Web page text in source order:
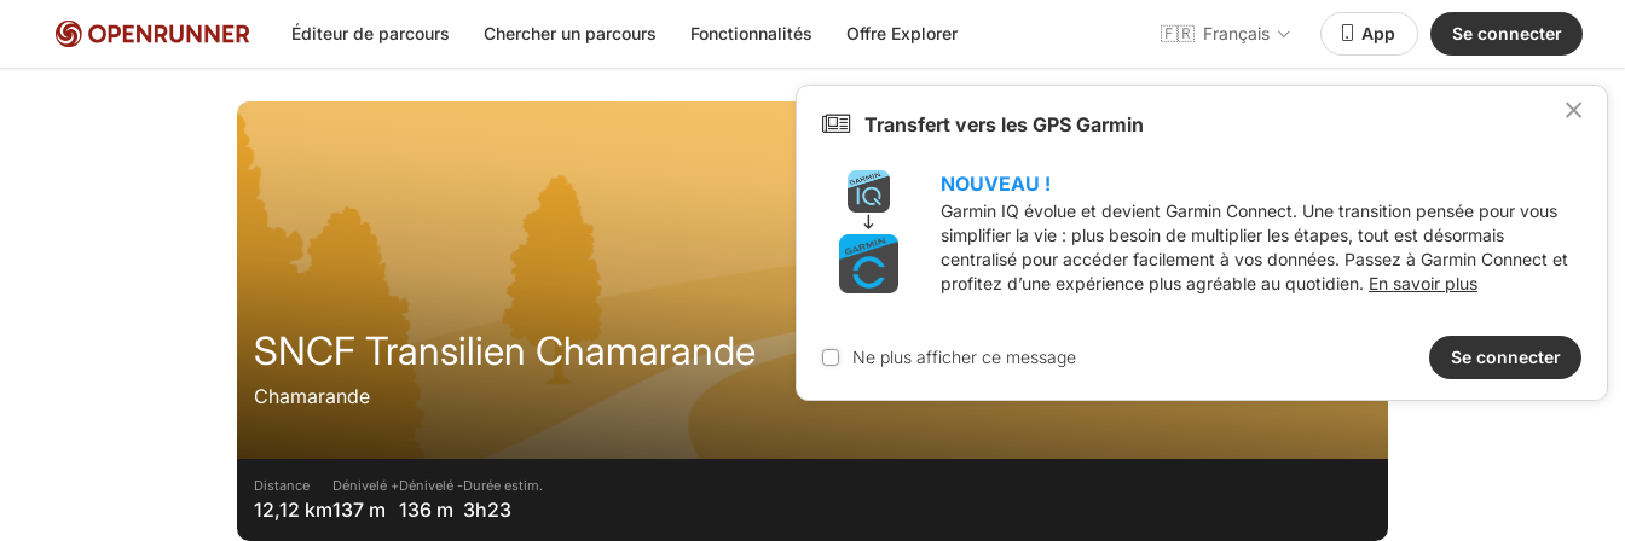
Éditeur de parcours Chercher un parcours Fonctionnalités Offre Explorer 🇫🇷 Français App Se connecter
SNCF Transilien Chamarande
Chamarande
Distance
12,12 km
Dénivelé +
137 m
Dénivelé -
136 m
Durée estim.
3h23
Transfert vers les GPS Garmin
NOUVEAU !
Garmin IQ évolue et devient Garmin Connect. Une transition pensée pour vous
simplifier la vie : plus besoin de multiplier les étapes, tout est désormais
centralisé pour accéder facilement à vos données. Passez à Garmin Connect et
profitez d’une expérience plus agréable au quotidien. En savoir plus
Ne plus afficher ce message Se connecter